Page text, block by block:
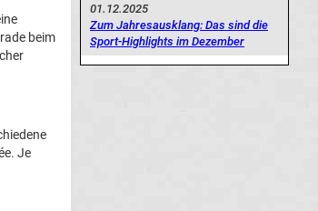
beim
Je
01.12.2025
Zum Jahresausklang: Das sind die
Sport-Highlights im Dezember